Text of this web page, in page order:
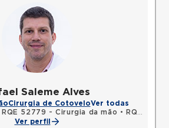
Saleme Alves
Cirurgia de CotoveloVer todas
RQE 52779 - Cirurgia da mão •
RQE 54652 - Ortopedia e traumatologia
Ver perfil